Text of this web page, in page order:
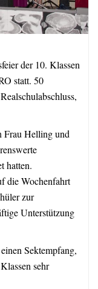
der 10. Klassen
statt. 50
Frau Helling und
hatten.
die Wochenfahrt
zur
Unterstützung
Sektempfang,
sehr